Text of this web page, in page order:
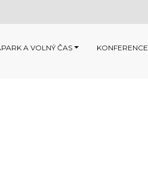
A VOLNÝ ČAS KONFERENCE